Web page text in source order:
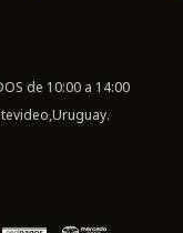
de 10:00 a 14:00